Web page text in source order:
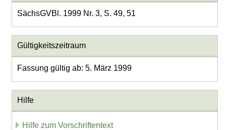
SächsGVBl. 1999 Nr. 3, S. 49, 51
Gültigkeitszeitraum
Fassung gültig ab: 5. März 1999
Hilfe
Hilfe zum Vorschriftentext